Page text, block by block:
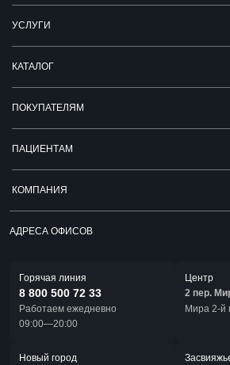
УСЛУГИ
КАТАЛОГ
ПОКУПАТЕЛЯМ
ПАЦИЕНТАМ
КОМПАНИЯ
АДРЕСА ОФИСОВ
Горячая линия
8 800 500 72 33
Работаем ежедневно
09:00—20:00
Центр
2 пер.
Мира 2-й
Новый город